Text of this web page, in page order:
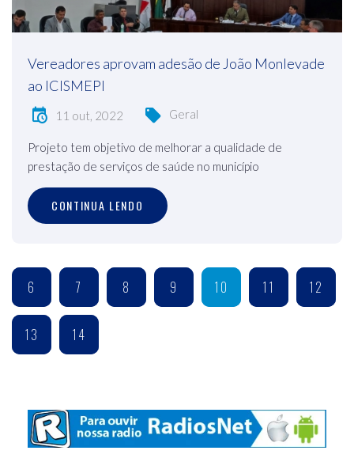
Vereadores aprovam adesão de João Monlevade
ao ICISMEPI
11 out, 2022 Geral
Projeto tem objetivo de melhorar a qualidade de
prestação de serviços de saúde no município
CONTINUA LENDO
6 7 8 9 10 11 12
13 14